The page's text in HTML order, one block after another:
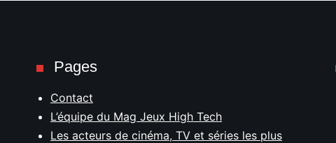
Pages
Contact
L’équipe du Mag Jeux High Tech
Les acteurs de cinéma, TV et séries les plus